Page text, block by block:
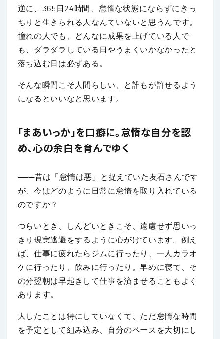
逆に、365日24時間、怠惰な状態にならずにきっ
ちりと生きられる人なんていないと思うんです。
憧れの人でも、どんなに成果を上げている人で
も、ダラダラしている日やうまくいかなかったと
落ち込む日は必ずある。
そんな瞬間こそ人間らしい、と誰もが許せるよう
になるといいなと思います。
「まあいっか」を口癖に。怠惰な自分を認
め、心の余白を育んでゆく
───昔は「怠惰は悪」と捉えていた友石さんです
が、今はどのように日常に怠惰を取り入れている
のですか？
つらいとき、しんどいときこそ、遠慮せず思いっ
きり現実逃避をするように心がけています。例え
ば、仕事に疲れたらジムに行ったり、一人カラオ
ケに行ったり、飲みに行ったり。早めに寝て、そ
の分翌朝は早起きして仕事を済ませることもよく
あります。
大したことは特にしていなくて、ただ怠惰な時間
を予定として組み込み、自分のペースを大切にし